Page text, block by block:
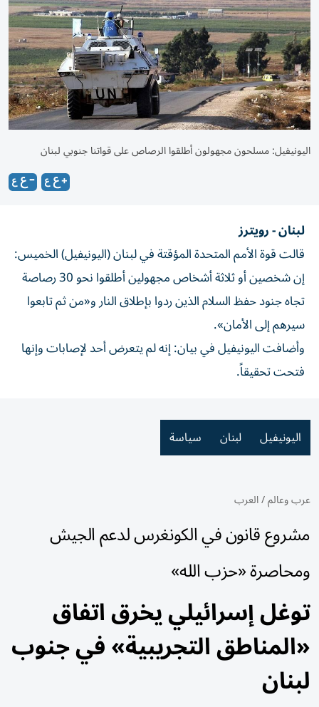
اليونيفيل: مسلحون مجهولون أطلقوا الرصاص على قواتنا جنوبي لبنان
لبنان - رويترز
قالت قوة الأمم المتحدة المؤقتة في لبنان (اليونيفيل) الخميس:
إن شخصين أو ثلاثة أشخاص مجهولين أطلقوا نحو 30 رصاصة
تجاه جنود حفظ السلام الذين ردوا بإطلاق النار و«من ثم تابعوا
سيرهم إلى الأمان».
وأضافت اليونيفيل في بيان: إنه لم يتعرض أحد لإصابات وإنها
فتحت تحقيقاً.
اليونيفيل لبنان سياسة
عرب وعالم/العرب
مشروع قانون في الكونغرس لدعم الجيش
ومحاصرة «حزب الله»
توغل إسرائيلي يخرق اتفاق
«المناطق التجريبية» في جنوب
لبنان